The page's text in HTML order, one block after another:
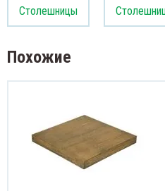
Столешницы
Похожие